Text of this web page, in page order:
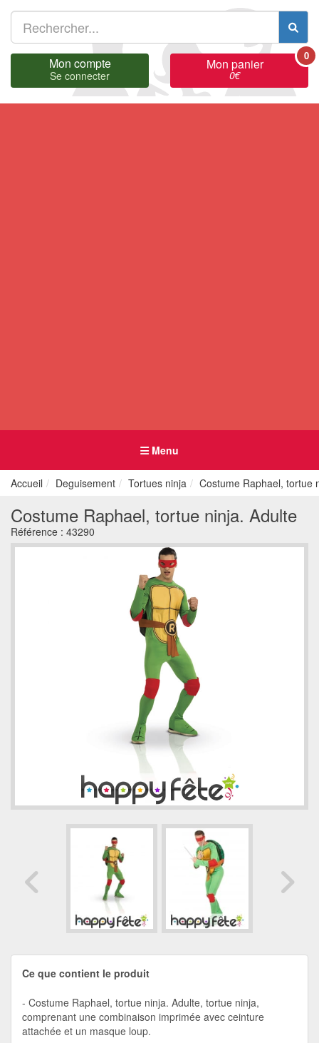
Mon compte
Se connecter
Mon panier
0€
0
Menu
Accueil Deguisement Tortues ninja Costume Raphael, tortue
Costume Raphael, tortue ninja. Adulte
Référence : 43290
Ce que contient le produit
Costume Raphael, tortue ninja. Adulte, tortue ninja,
comprenant une combinaison imprimée avec ceinture
attachée et un masque loup.